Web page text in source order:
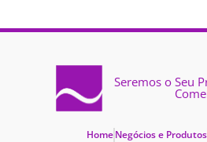
Seremos o Seu
Home Negócios e Produtos